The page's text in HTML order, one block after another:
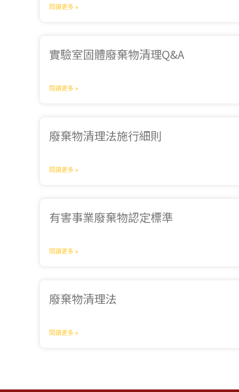
閱讀更多 »
實驗室固體廢棄物清理Q&A
閱讀更多 »
廢棄物清理法施行細則
閱讀更多 »
有害事業廢棄物認定標準
閱讀更多 »
廢棄物清理法
閱讀更多 »